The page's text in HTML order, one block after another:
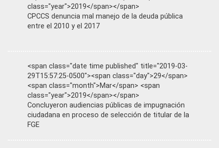
class="year">2019</span></span>
CPCCS denuncia mal manejo de la deuda pública
entre el 2010 y el 2017
<span class="date time published" title="2019-03-
29T15:57:25-0500"><span class="day">29</span>
<span class="month">Mar</span> <span
class="year">2019</span></span>
Concluyeron audiencias públicas de impugnación
ciudadana en proceso de selección de titular de la
FGE